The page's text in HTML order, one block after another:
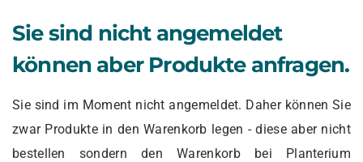
Sie sind nicht angemeldet
können aber Produkte anfragen.
Sie sind im Moment nicht angemeldet. Daher können Sie
zwar Produkte in den Warenkorb legen - diese aber nicht
bestellen sondern den Warenkorb bei Planterium